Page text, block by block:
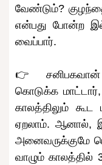
வேண்டும்?
என்பது போன்ற
வைப்பார்.
👉 சனிபகவான்
கொடுக்க
காலத்திலும்
ஏறலாம். ஆனால்,
அனைவருக்குமே
வாழும் காலத்தில்